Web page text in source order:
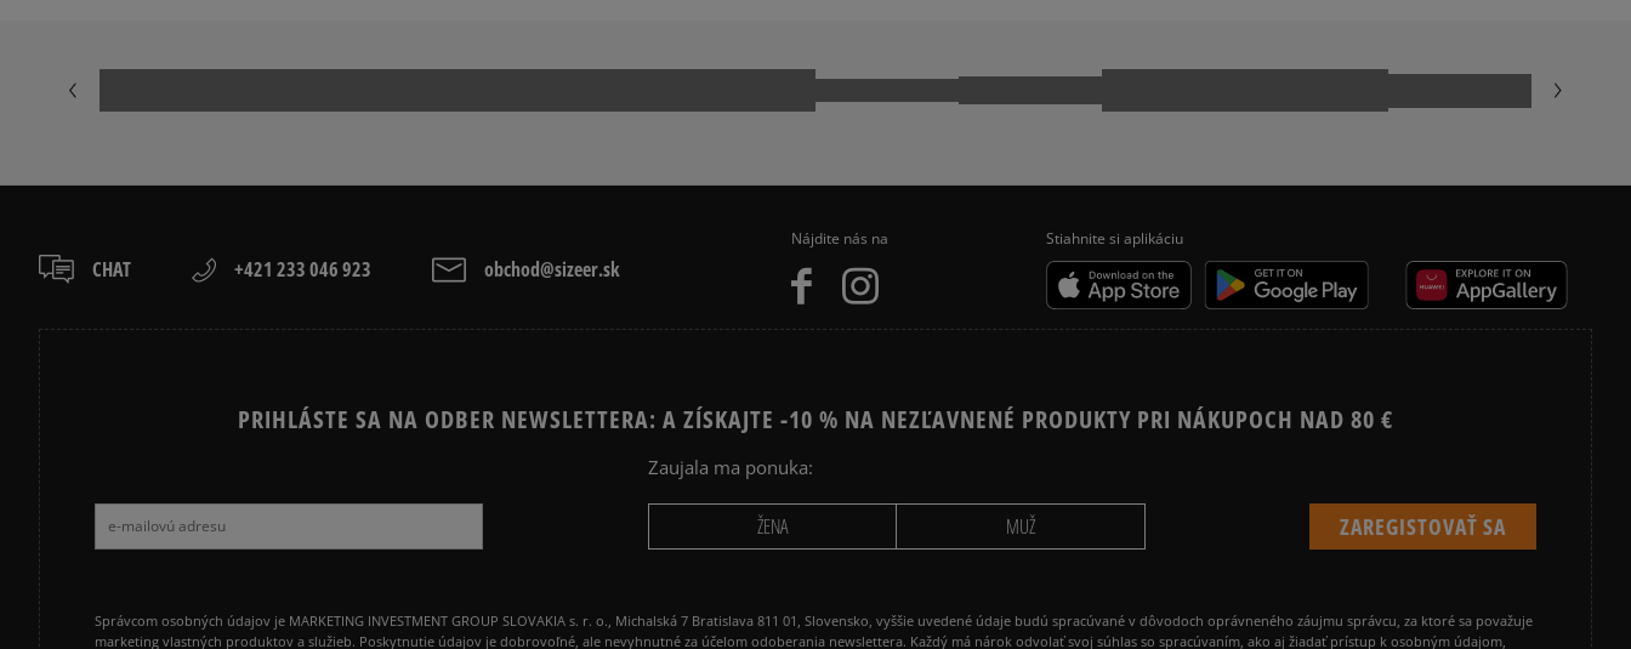
CHAT +421 233 046 923 obchod@sizeer.sk
Nájdite nás na Stiahnite si aplikáciu
PRIHLÁSTE SA NA ODBER NEWSLETTERA: A ZÍSKAJTE -10 % NA NEZĽAVNENÉ PRODUKTY PRI NÁKUPOCH NAD 80 €
Zaujala ma ponuka:
ŽENA MUŽ
Správcom osobných údajov je MARKETING INVESTMENT GROUP SLOVAKIA s. r. o., Michalská 7 Bratislava 811 01, Slovensko, vyššie uvedené údaje budú spracúvané v dôvodoch oprávneného záujmu správcu, za ktoré sa považuje
marketing vlastných produktov a služieb. Poskytnutie údajov je dobrovoľné, ale nevyhnutné za účelom odoberania newslettera. Každý má nárok odvolať svoj súhlas so spracúvaním, ako aj žiadať prístup k osobným údajom,